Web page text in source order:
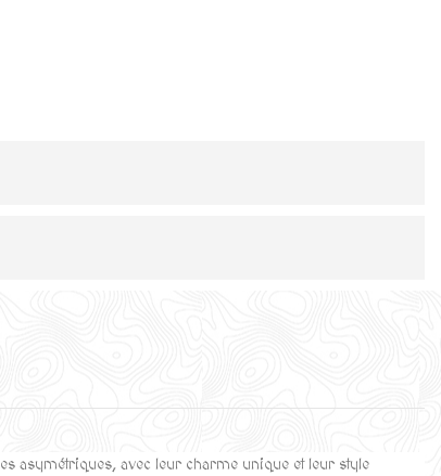
asymétriques, avec leur charme unique et leur style